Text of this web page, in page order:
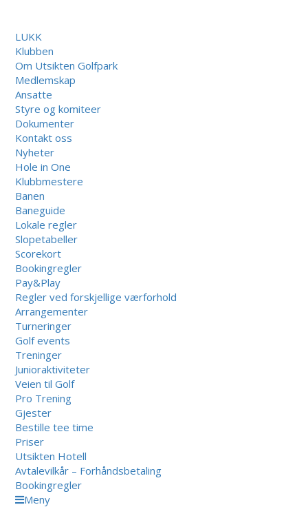
LUKK
Klubben
Om Utsikten Golfpark
Medlemskap
Ansatte
Styre og komiteer
Dokumenter
Kontakt oss
Nyheter
Hole in One
Klubbmestere
Banen
Baneguide
Lokale regler
Slopetabeller
Scorekort
Bookingregler
Pay&Play
Regler ved forskjellige værforhold
Arrangementer
Turneringer
Golf events
Treninger
Junioraktiviteter
Veien til Golf
Pro Trening
Gjester
Bestille tee time
Priser
Utsikten Hotell
Avtalevilkår – Forhåndsbetaling
Bookingregler
Meny